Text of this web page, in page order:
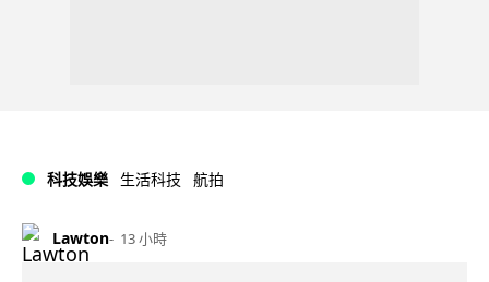
科技娛樂 生活科技 航拍
Lawton 13 小時